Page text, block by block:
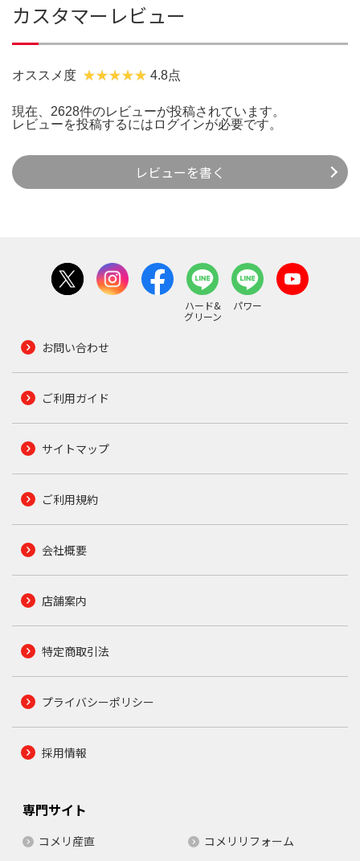
カスタマーレビュー
オススメ度 4.8点
現在、2628件のレビューが投稿されています。
レビューを投稿するには ログインが必要です。
レビューを書く
ハード&
グリーン
パワー
お問い合わせ
ご利用ガイド
サイトマップ
ご利用規約
会社概要
店舗案内
特定商取引法
プライバシーポリシー
採用情報
専門サイト
コメリ産直 コメリリフォーム